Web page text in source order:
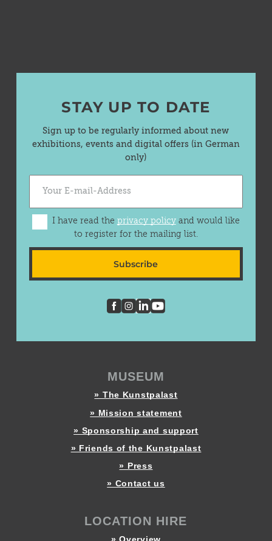
STAY UP TO DATE
Sign up to be regularly informed about new
exhibitions, events and digital offers (in German
only)
I have read the privacy policyand would like
to register for the mailing list.
Subscribe
MUSEUM
» The Kunstpalast
» Mission statement
» Sponsorship and support
» Friends of the Kunstpalast
» Press
» Contact us
LOCATION HIRE